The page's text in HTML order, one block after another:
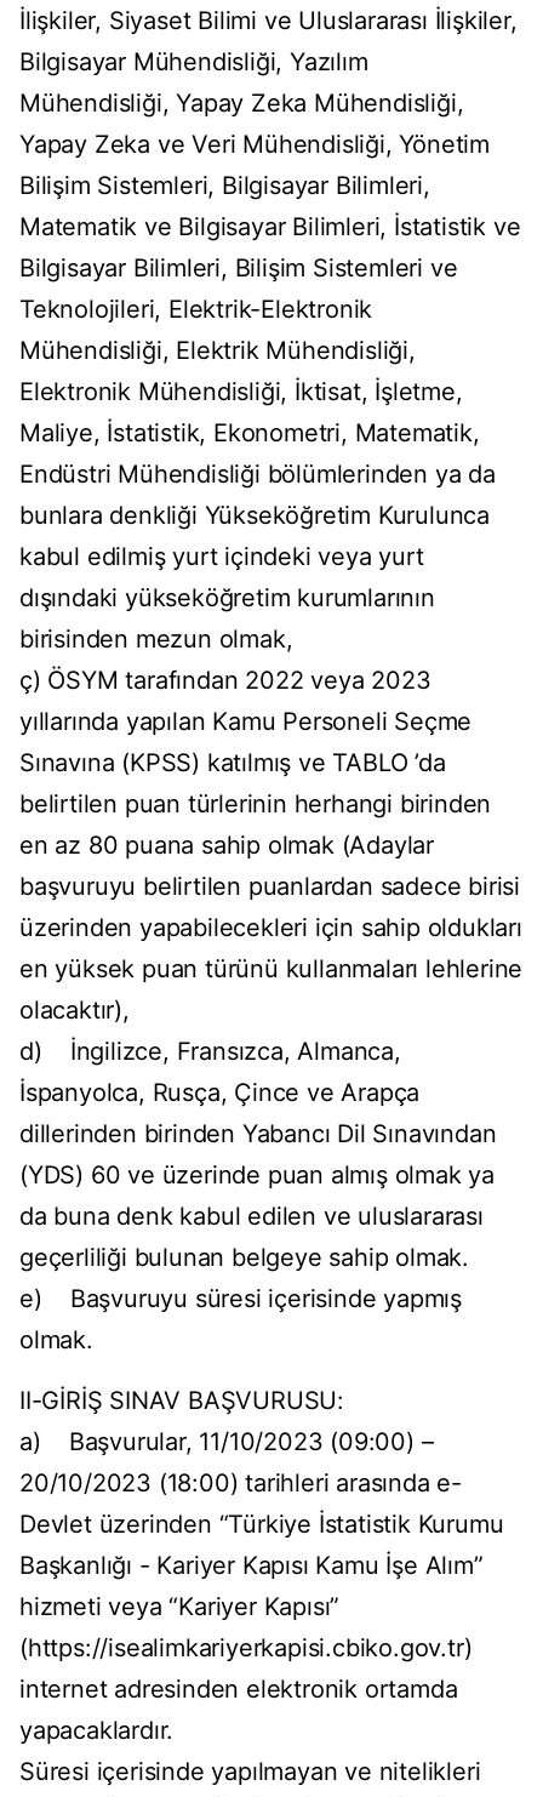
İlişkiler, Siyaset Bilimi ve Uluslararası İlişkiler,
Bilgisayar Mühendisliği, Yazılım
Mühendisliği, Yapay Zeka Mühendisliği,
Yapay Zeka ve Veri Mühendisliği, Yönetim
Bilişim Sistemleri, Bilgisayar Bilimleri,
Matematik ve Bilgisayar Bilimleri, İstatistik ve
Bilgisayar Bilimleri, Bilişim Sistemleri ve
Teknolojileri, Elektrik-Elektronik
Mühendisliği, Elektrik Mühendisliği,
Elektronik Mühendisliği, İktisat, İşletme,
Maliye, İstatistik, Ekonometri, Matematik,
Endüstri Mühendisliği bölümlerinden ya da
bunlara denkliği Yükseköğretim Kurulunca
kabul edilmiş yurt içindeki veya yurt
dışındaki yükseköğretim kurumlarının
birisinden mezun olmak,
ç) ÖSYM tarafından 2022 veya 2023
yıllarında yapılan Kamu Personeli Seçme
Sınavına (KPSS) katılmış ve TABLO ’da
belirtilen puan türlerinin herhangi birinden
en az 80 puana sahip olmak (Adaylar
başvuruyu belirtilen puanlardan sadece birisi
üzerinden yapabilecekleri için sahip oldukları
en yüksek puan türünü kullanmaları lehlerine
olacaktır),
d) İngilizce, Fransızca, Almanca,
İspanyolca, Rusça, Çince ve Arapça
dillerinden birinden Yabancı Dil Sınavından
(YDS) 60 ve üzerinde puan almış olmak ya
da buna denk kabul edilen ve uluslararası
geçerliliği bulunan belgeye sahip olmak.
e) Başvuruyu süresi içerisinde yapmış
olmak.
II-GİRİŞ SINAV BAŞVURUSU:
a) Başvurular, 11/10/2023 (09:00) –
20/10/2023 (18:00) tarihleri arasında e-
Devlet üzerinden “Türkiye İstatistik Kurumu
Başkanlığı - Kariyer Kapısı Kamu İşe Alım”
hizmeti veya “Kariyer Kapısı”
(https://isealimkariyerkapisi.cbiko.gov.tr)
internet adresinden elektronik ortamda
yapacaklardır.
Süresi içerisinde yapılmayan ve nitelikleri